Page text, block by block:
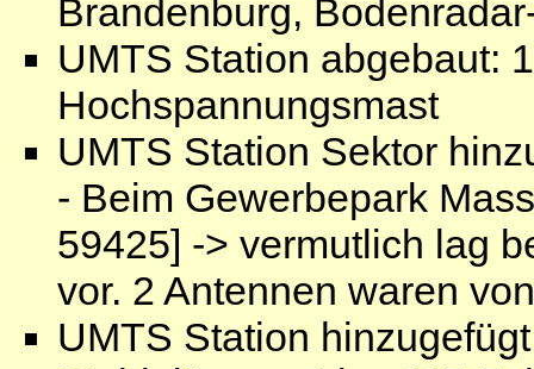
Brandenburg,
UMTS Station abgebaut:
Hochspannungsmast
UMTS Station Sektor
- Beim Gewerbepark
59425] -> vermutlich lag
vor. 2 Antennen waren
UMTS Station